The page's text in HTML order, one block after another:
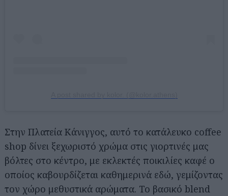
Στην Πλατεία Κάνιγγος, αυτό το κατάλευκο coffee
shop δίνει ξεχωριστό χρώμα στις γιορτινές μας
βόλτες στο κέντρο, με εκλεκτές ποικιλίες καφέ ο
οποίος καβουρδίζεται καθημερινά εδώ, γεμίζοντας
τον χώρο μεθυστικά αρώματα. Το βασικό blend